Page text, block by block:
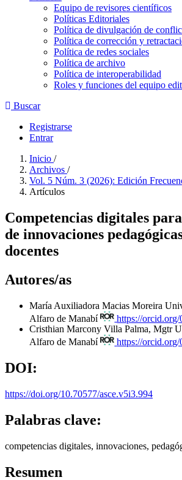
Equipo de revisores científicos
Políticas Editoriales
Política de divulgación de
Política de corrección y
Política de redes sociales
Política de archivo
Política de interoperabilidad
Roles y funciones del equipo
Buscar
Registrarse
Entrar
Inicio /
Archivos /
Vol. 5 Núm. 3 (2026): Edición
Artículos
Competencias digitales
de innovaciones
docentes
Autores/as
María Auxiliadora Macias Moreira
Alfaro de Manabí
https://
Cristhian Marcony Villa Palma, Mgtr
Alfaro de Manabí
https://
DOI:
https://doi.org/10.70577/asce.v5i3.994
Palabras clave:
competencias digitales, innovaciones,
Resumen